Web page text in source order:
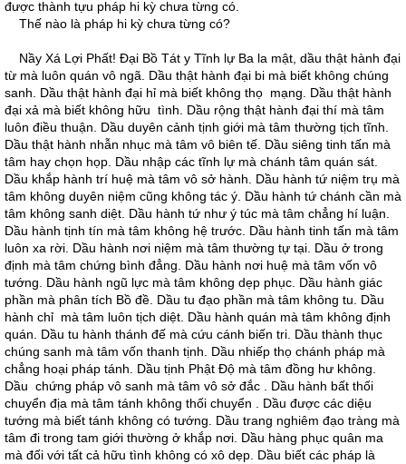
được thành tựu pháp hi kỳ chưa từng có.
Thế nào là pháp hi kỳ chưa từng có?
Nầy Xá Lợi Phất! Ðại Bồ Tát y Tĩnh lự Ba la mật, dầu thật hành đại
từ mà luôn quán vô ngã. Dầu thật hành đại bi mà biết không chúng
sanh. Dầu thật hành đại hỉ mà biết không thọ mạng. Dầu thật hành
đại xả mà biết không hữu tình. Dầu rộng thật hành đại thí mà tâm
luôn điều thuận. Dầu duyên cảnh tịnh giới mà tâm thường tịch tĩnh.
Dầu thật hành nhẫn nhục mà tâm vô biên tế. Dầu siêng tinh tấn mà
tâm hay chọn họp. Dầu nhập các tĩnh lự mà chánh tâm quán sát.
Dầu khắp hành trí huệ mà tâm vô sở hành. Dầu hành tứ niệm trụ mà
tâm không duyên niệm cũng không tác ý. Dầu hành tứ chánh cần mà
tâm không sanh diệt. Dầu hành tứ như ý túc mà tâm chẳng hí luận.
Dầu hành tịnh tín mà tâm không hệ trước. Dầu hành tinh tấn mà tâm
luôn xa rời. Dầu hành nơi niệm mà tâm thường tự tại. Dầu ở trong
định mà tâm chứng bình đẳng. Dầu hành nơi huệ mà tâm vốn vô
tướng. Dầu hành ngũ lực mà tâm không dẹp phục. Dầu hành giác
phần mà phân tích Bồ đề. Dầu tu đạo phần mà tâm không tu. Dầu
hành chỉ mà tâm luôn tịch diệt. Dầu hành quán mà tâm không định
quán. Dầu tu hành thánh đế mà cứu cánh biến tri. Dầu thành thục
chúng sanh mà tâm vốn thanh tịnh. Dầu nhiếp thọ chánh pháp mà
chẳng hoại pháp tánh. Dầu tịnh Phật Ðộ mà tâm đồng hư không.
Dầu chứng pháp vô sanh mà tâm vô sở đắc . Dầu hành bất thối
chuyển địa mà tâm tánh không thối chuyển . Dầu được các diệu
tướng mà biết tánh không có tướng. Dầu trang nghiêm đạo tràng mà
tâm đi trong tam giới thường ở khắp nơi. Dầu hàng phục quân ma
mà đối với tất cả hữu tình không có xô dẹp. Dầu biết các pháp là